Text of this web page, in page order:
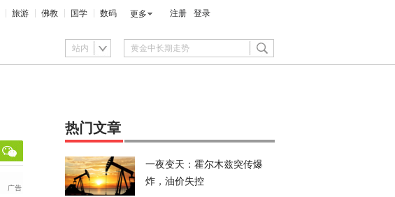
旅游 佛教 国学 数码 更多 注册 登录
站内
热门文章
一夜变天：霍尔木兹突传爆
炸，油价失控